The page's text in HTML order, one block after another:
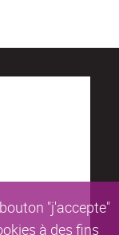
"j'accepte"
à des fins